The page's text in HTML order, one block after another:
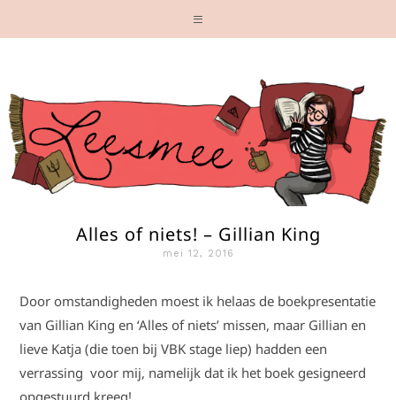
Alles of niets! – Gillian King
mei 12, 2016
Door omstandigheden moest ik helaas de boekpresentatie
van Gillian King en ‘Alles of niets’ missen, maar Gillian en
lieve Katja (die toen bij VBK stage liep) hadden een
verrassing voor mij, namelijk dat ik het boek gesigneerd
opgestuurd kreeg!